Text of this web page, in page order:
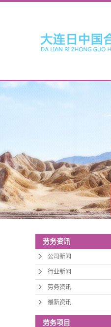
劳务资讯
公司新闻
行业新闻
劳务资讯
最新资讯
劳务项目